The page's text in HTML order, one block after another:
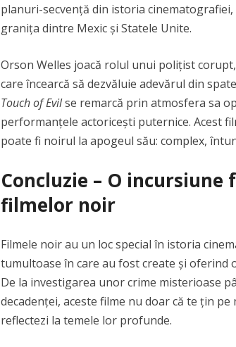
planuri-secvență din istoria
granița dintre Mexic și Statele Unite.
Orson Welles joacă rolul unui polițist
care încearcă să dezvăluie adevărul din
Touch of Evilse remarcă prin atmosfera sa
performanțele actoricești puternice. Acest
poate fi noirul la apogeul său: complex,
Concluzie – O
filmelor noir
Filmele noir au un loc special în istoria
tumultoase în care au fost create și oferind
De la investigarea unor crime misterioase
decadenței, aceste filme nu doar că te țin
reflectezi la temele lor profunde.